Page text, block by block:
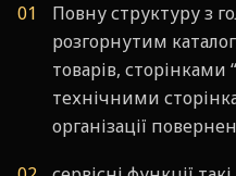
Повну структуру з
розгорнутим
товарів,
технічними
організації